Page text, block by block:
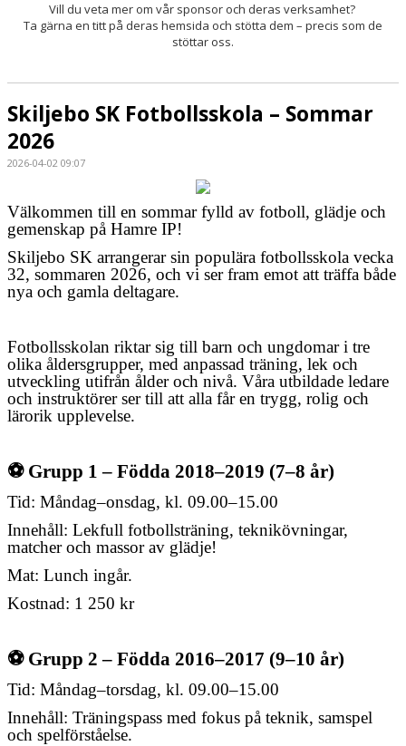
Vill du veta mer om vår sponsor och deras verksamhet?
Ta gärna en titt på deras hemsida och stötta dem – precis som de
stöttar oss.
Skiljebo SK Fotbollsskola – Sommar
2026
2026-04-02 09:07
Välkommen till en sommar fylld av fotboll, glädje och
gemenskap på Hamre IP!
Skiljebo SK arrangerar sin populära fotbollsskola vecka
32, sommaren 2026, och vi ser fram emot att träffa både
nya och gamla deltagare.
Fotbollsskolan riktar sig till barn och ungdomar i tre
olika åldersgrupper, med anpassad träning, lek och
utveckling utifrån ålder och nivå. Våra utbildade ledare
och instruktörer ser till att alla får en trygg, rolig och
lärorik upplevelse.
⚽Grupp 1 – Födda 2018–2019 (7–8 år)
Tid: Måndag–onsdag, kl. 09.00–15.00
Innehåll: Lekfull fotbollsträning, teknikövningar,
matcher och massor av glädje!
Mat: Lunch ingår.
Kostnad: 1 250 kr
⚽Grupp 2 – Födda 2016–2017 (9–10 år)
Tid: Måndag–torsdag, kl. 09.00–15.00
Innehåll: Träningspass med fokus på teknik, samspel
och spelförståelse.